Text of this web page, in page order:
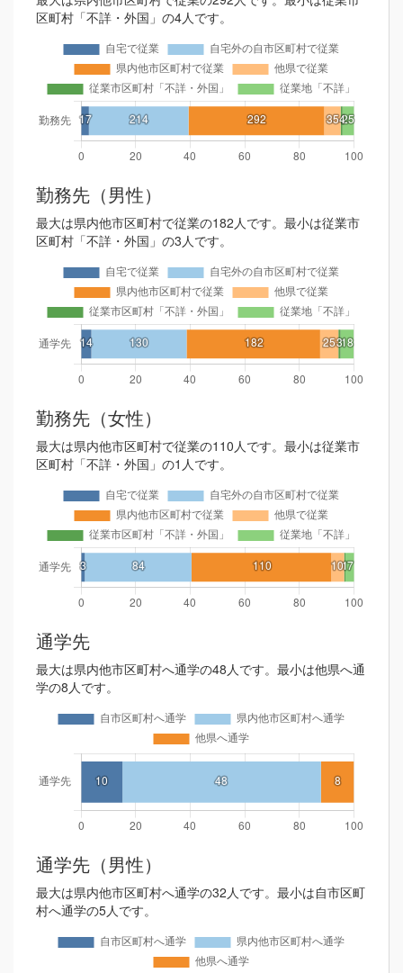
区町村「不詳・外国」の4人です。
勤務先（男性）
最大は県内他市区町村で従業の182人です。最小は従業市
区町村「不詳・外国」の3人です。
勤務先（女性）
最大は県内他市区町村で従業の110人です。最小は従業市
区町村「不詳・外国」の1人です。
通学先
最大は県内他市区町村へ通学の48人です。最小は他県へ通
学の8人です。
通学先（男性）
最大は県内他市区町村へ通学の32人です。最小は自市区町
村へ通学の5人です。